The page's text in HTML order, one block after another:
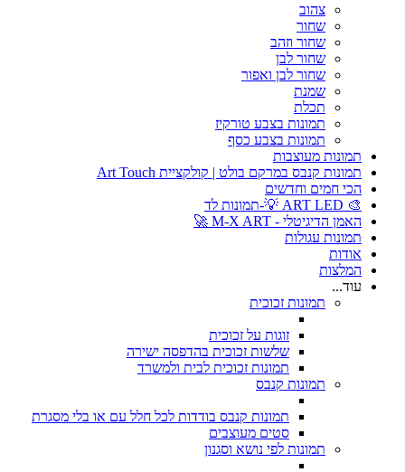
צהוב
שחור
שחור וזהב
שחור לבן
שחור לבן ואפור
שמנת
תכלת
תמונות בצבע טורקיז
תמונות בצבע כסף
תמונות מעוצבות
תמונות קנבס במרקם בולט | קולקציית Art Touch
הכי חמים וחדשים
🎨 ART LED 💡-תמונות לד
האמן הדיגיטלי - M-X ART 🚀
תמונות עגולות
אודות
המלצות
עוד...
תמונות זכוכית
זוגות על זכוכית
שלשות זכוכית בהדפסה ישירה
תמונות זכוכית לבית ולמשרד
תמונות קנבס
תמונות קנבס בודדות לכל חלל עם או בלי מסגרת
סטים מעוצבים
תמונות לפי נושא וסגנון